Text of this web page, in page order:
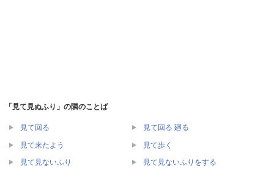
「見て見ぬふり」の隣のことば
見て回る 見て回る 廻る
見て来たよう 見て歩く
見て見ないふり 見て見ないふりをする